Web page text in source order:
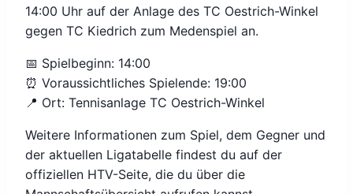
14:00 Uhr auf der Anlage des TC Oestrich-Winkel
gegen TC Kiedrich zum Medenspiel an.
📅 Spielbeginn: 14:00
⏰ Voraussichtliches Spielende: 19:00
📍 Ort: Tennisanlage TC Oestrich-Winkel
Weitere Informationen zum Spiel, dem Gegner und
der aktuellen Ligatabelle findest du auf der
offiziellen HTV-Seite, die du über die